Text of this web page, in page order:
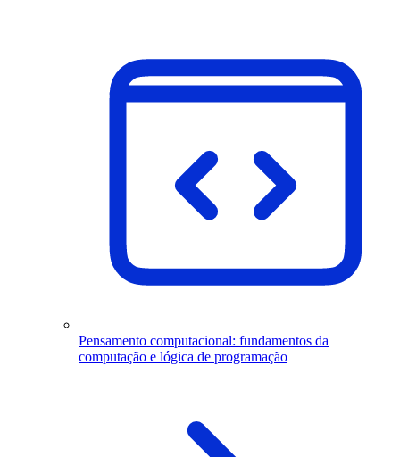
Pensamento computacional: fundamentos da
computação e lógica de programação